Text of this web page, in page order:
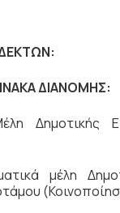
ΔΙΑΝΟΜΗΣ:
Δημοτικής
μέλη